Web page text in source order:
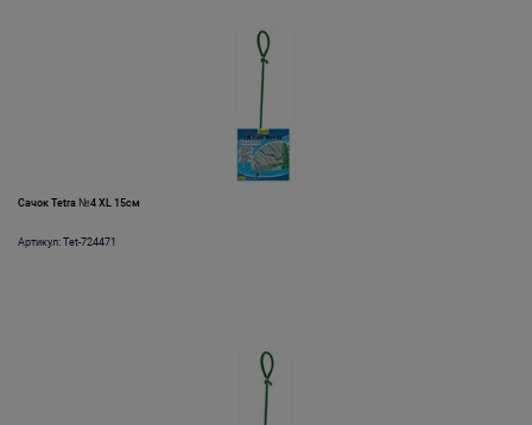
Сачок Tetra №4 XL 15см
Артикул: Tet-724471